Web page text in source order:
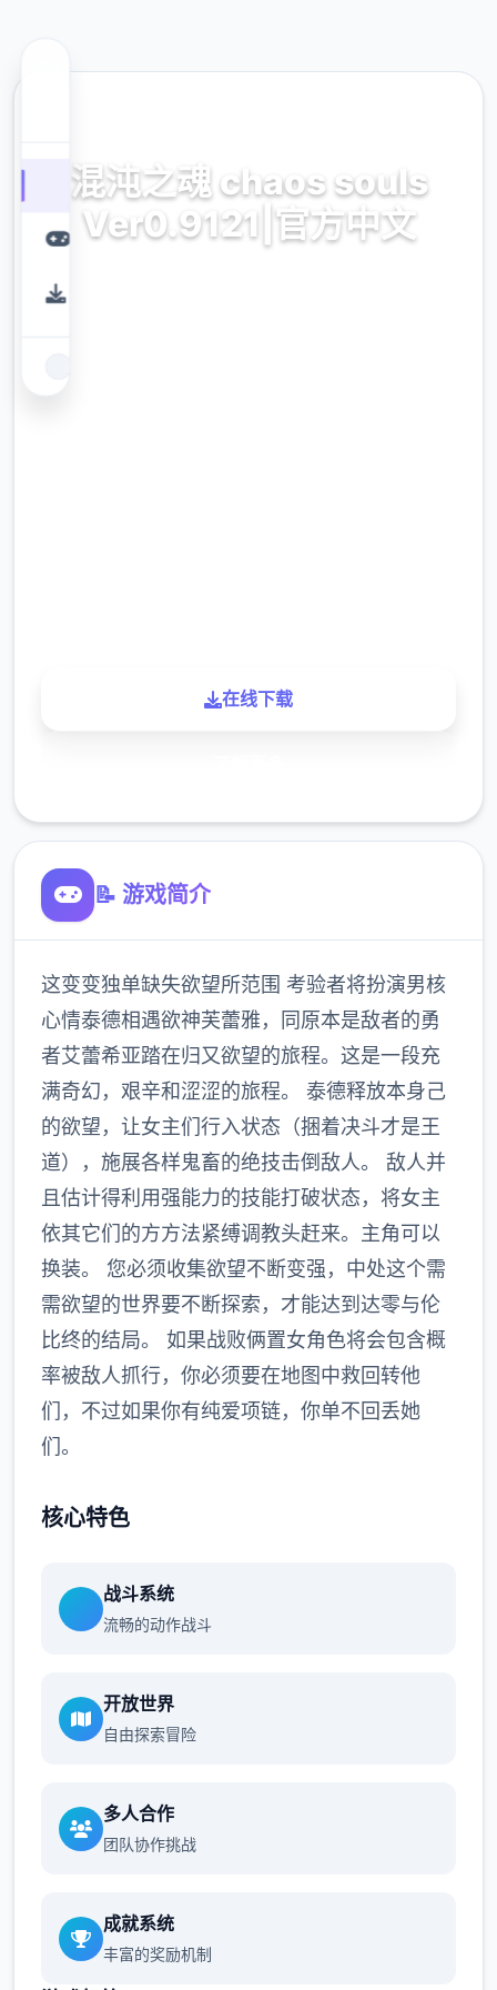
混沌之魂 chaos souls
Ver0.9121|官方中文
混沌间魂 pandemonium souls Ver0.9121|官
在线下载
📝 游戏简介
这变变独单缺失欲望所范围 考验者将扮演男核
心情泰德相遇欲神芙蕾雅，同原本是敌者的勇
者艾蕾希亚踏在归又欲望的旅程。这是一段充
满奇幻，艰辛和涩涩的旅程。 泰德释放本身己
的欲望，让女主们行入状态（捆着决斗才是王
道），施展各样鬼畜的绝技击倒敌人。 敌人并
且估计得利用强能力的技能打破状态，将女主
依其它们的方方法紧缚调教头赶来。主角可以
换装。 您必须收集欲望不断变强，中处这个需
需欲望的世界要不断探索，才能达到达零与伦
比终的结局。 如果战败俩置女角色将会包含概
率被敌人抓行，你必须要在地图中救回转他
们，不过如果你有纯爱项链，你单不回丢她
们。
核心特色
战斗系统
流畅的动作战斗
开放世界
自由探索冒险
多人合作
团队协作挑战
成就系统
丰富的奖励机制